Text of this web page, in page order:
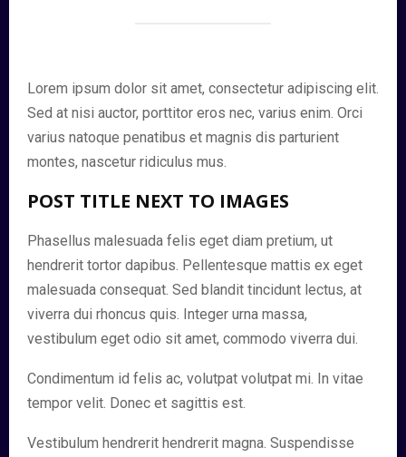
Lorem ipsum dolor sit amet, consectetur adipiscing elit.
Sed at nisi auctor, porttitor eros nec, varius enim. Orci
varius natoque penatibus et magnis dis parturient
montes, nascetur ridiculus mus.
POST TITLE NEXT TO IMAGES
Phasellus malesuada felis eget diam pretium, ut
hendrerit tortor dapibus. Pellentesque mattis ex eget
malesuada consequat. Sed blandit tincidunt lectus, at
viverra dui rhoncus quis. Integer urna massa,
vestibulum eget odio sit amet, commodo viverra dui.
Condimentum id felis ac, volutpat volutpat mi. In vitae
tempor velit. Donec et sagittis est.
Vestibulum hendrerit hendrerit magna. Suspendisse